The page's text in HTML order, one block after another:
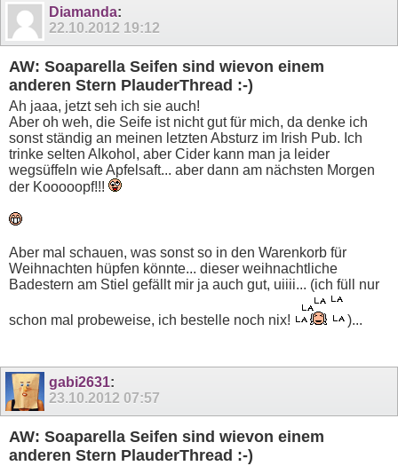
Diamanda:
22.10.2012 19:12
AW: Soaparella Seifen sind wievon einem
anderen Stern PlauderThread :-)
Ah jaaa, jetzt seh ich sie auch!
Aber oh weh, die Seife ist nicht gut für mich, da denke ich
sonst ständig an meinen letzten Absturz im Irish Pub. Ich
trinke selten Alkohol, aber Cider kann man ja leider
wegsüffeln wie Apfelsaft... aber dann am nächsten Morgen
der Kooooopf!!!
Aber mal schauen, was sonst so in den Warenkorb für
Weihnachten hüpfen könnte... dieser weihnachtliche
Badestern am Stiel gefällt mir ja auch gut, uiiii... (ich füll nur
schon mal probeweise, ich bestelle noch nix! )...
gabi2631:
23.10.2012 07:57
AW: Soaparella Seifen sind wievon einem
anderen Stern PlauderThread :-)